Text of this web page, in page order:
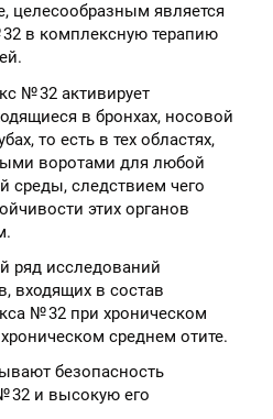
целесообразным является
в комплексную терапию
№ 32 активирует
в бронхах, носовой
то есть в тех областях,
воротами для любой
среды, следствием чего
этих органов
ряд исследований
входящих в состав
№ 32 при хроническом
среднем отите.
безопасность
32 и высокую его